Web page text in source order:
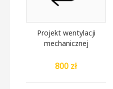
Projekt wentylacji
mechanicznej
800 zł